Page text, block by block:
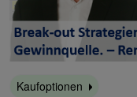
Kaufoptionen